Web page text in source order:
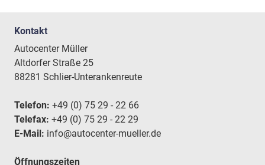
Kontakt
Autocenter Müller
Altdorfer Straße 25
88281 Schlier-Unterankenreute
Telefon: +49 (0) 75 29 - 22 66
Telefax: +49 (0) 75 29 - 22 29
E-Mail: info@autocenter-mueller.de
Öffnungszeiten